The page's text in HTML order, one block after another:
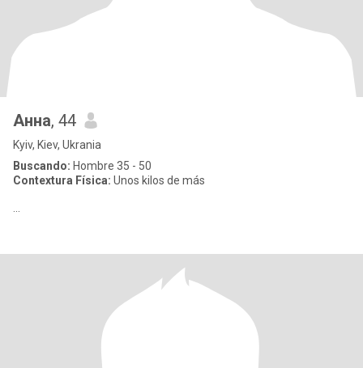
Анна, 44
Kyiv, Kiev, Ukrania
Buscando: Hombre 35 - 50
Contextura Física: Unos kilos de más